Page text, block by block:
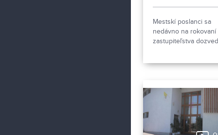
Mestskí poslanci sa
nedávno na rokovaní
zastupiteľstva
vyvolalo otázniky,
možné za krátke
zapísať taký počet
obyvateľov. Tieto
nezrovnalosti sme sa